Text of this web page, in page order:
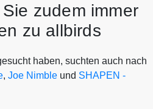
zudem immer
zu allbirds
haben, suchten auch nach
, Joe Nimble und SHAPEN -